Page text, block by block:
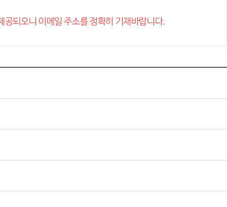
되오니 이메일 주소를 정확히 기재바랍니다.